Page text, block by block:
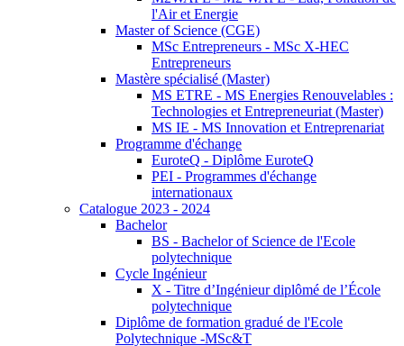
l'Air et Energie
Master of Science (CGE)
MSc Entrepreneurs - MSc X-HEC
Entrepreneurs
Mastère spécialisé (Master)
MS ETRE - MS Energies Renouvelables :
Technologies et Entrepreneuriat (Master)
MS IE - MS Innovation et Entreprenariat
Programme d'échange
EuroteQ - Diplôme EuroteQ
PEI - Programmes d'échange
internationaux
Catalogue 2023 - 2024
Bachelor
BS - Bachelor of Science de l'Ecole
polytechnique
Cycle Ingénieur
X - Titre d’Ingénieur diplômé de l’École
polytechnique
Diplôme de formation gradué de l'Ecole
Polytechnique -MSc&T